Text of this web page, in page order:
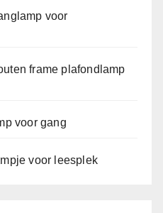
voor
frame plafondlamp
voor gang
voor leesplek